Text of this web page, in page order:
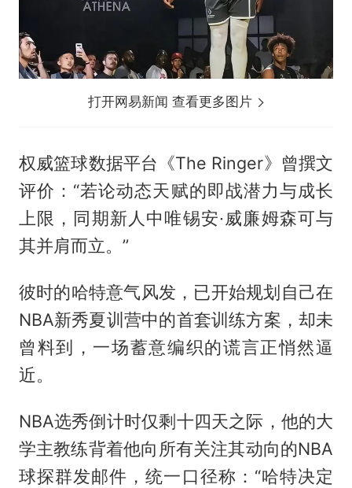
打开网易新闻 查看更多图片
权威篮球数据平台《The Ringer》曾撰文
评价：“若论动态天赋的即战潜力与成长
上限，同期新人中唯锡安·威廉姆森可与
其并肩而立。”
彼时的哈特意气风发，已开始规划自己在
NBA新秀夏训营中的首套训练方案，却未
曾料到，一场蓄意编织的谎言正悄然逼
近。
NBA选秀倒计时仅剩十四天之际，他的大
学主教练背着他向所有关注其动向的NBA
球探群发邮件，统一口径称：“哈特决定